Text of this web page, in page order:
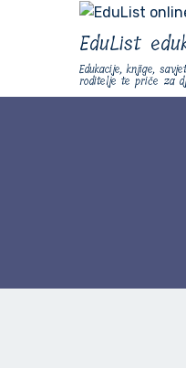
EduList
Edukacije, knjige,
roditelje te priče za